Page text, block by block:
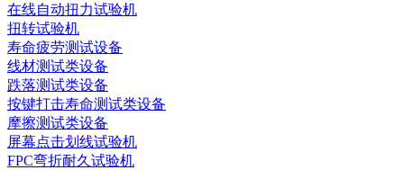
在线自动扭力试验机
扭转试验机
寿命疲劳测试设备
线材测试类设备
跌落测试类设备
按键打击寿命测试类设备
摩擦测试类设备
屏幕点击划线试验机
FPC弯折耐久试验机